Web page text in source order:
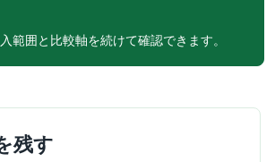
範囲と比較軸を続けて確認できます。
残す